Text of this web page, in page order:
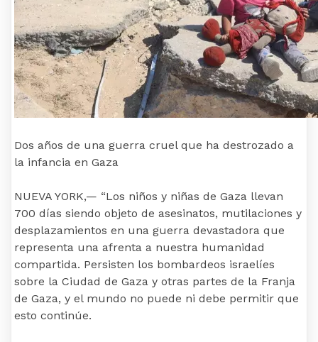
Dos años de una guerra cruel que ha destrozado a
la infancia en Gaza
NUEVA YORK,— “Los niños y niñas de Gaza llevan
700 días siendo objeto de asesinatos, mutilaciones y
desplazamientos en una guerra devastadora que
representa una afrenta a nuestra humanidad
compartida. Persisten los bombardeos israelíes
sobre la Ciudad de Gaza y otras partes de la Franja
de Gaza, y el mundo no puede ni debe permitir que
esto continúe.